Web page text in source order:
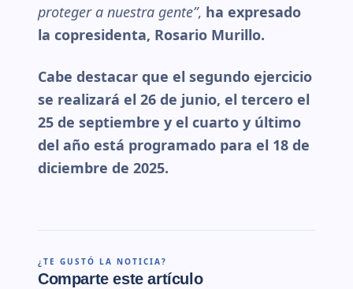
proteger a nuestra gente”, ha expresado
la copresidenta, Rosario Murillo.
Cabe destacar que el segundo ejercicio
se realizará el 26 de junio, el tercero el
25 de septiembre y el cuarto y último
del año está programado para el 18 de
diciembre de 2025.
¿TE GUSTÓ LA NOTICIA?
Comparte este artículo